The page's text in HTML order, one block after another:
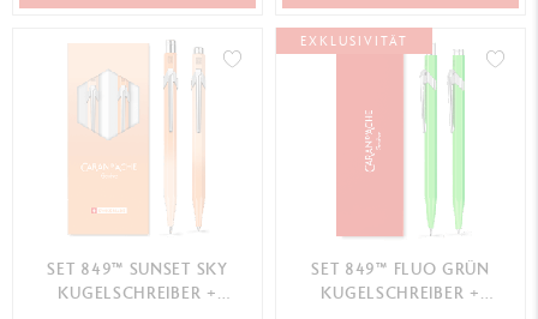
SET 849™ SUNSET SKY
KUGELSCHREIBER +
EXKLUSIVITÄT
SET 849™ FLUO GRÜN
KUGELSCHREIBER +